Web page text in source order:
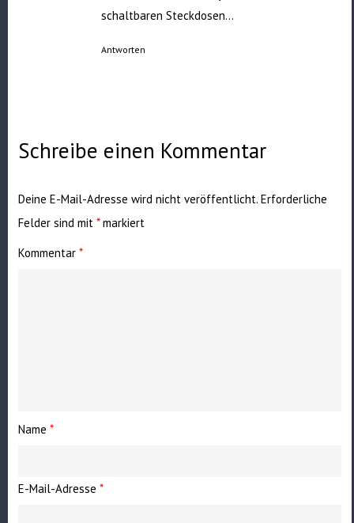
schaltbaren Steckdosen…
Antworten
Schreibe einen Kommentar
Deine E-Mail-Adresse wird nicht veröffentlicht. Erforderliche
Felder sind mit*markiert
Kommentar*
Name*
E-Mail-Adresse*